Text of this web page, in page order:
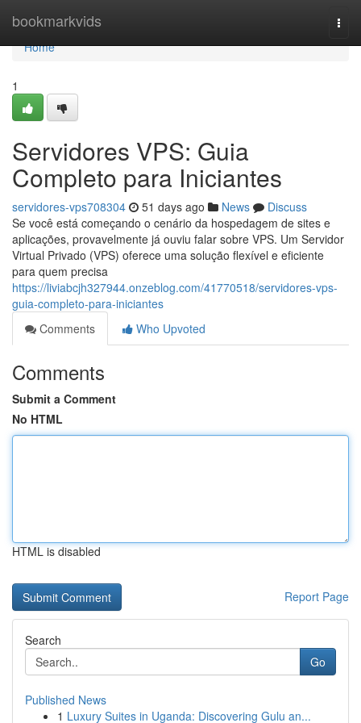
bookmarkvids
Home
Home
1
Servidores VPS: Guia
Completo para Iniciantes
servidores-vps708304 51 days ago News
Discuss
Se você está começando o cenário da hospedagem de sites e
aplicações, provavelmente já ouviu falar sobre VPS. Um Servidor
Virtual Privado (VPS) oferece uma solução flexível e eficiente
para quem precisa
https://liviabcjh327944.onzeblog.com/41770518/servidores-vps-
guia-completo-para-iniciantes
Comments
Who Upvoted
Comments
Submit a Comment
No HTML
HTML is disabled
Report Page
Search
Go
Published News
1 Luxury Suites in Uganda: Discovering Gulu an...